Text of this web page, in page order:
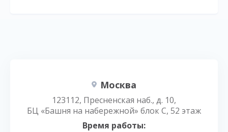
Москва
123112, Пресненская наб., д. 10,
БЦ «Башня на набережной» блок С, 52 этаж
Время работы: